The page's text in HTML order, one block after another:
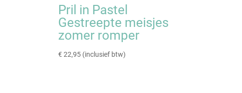
Pril in Pastel
Gestreepte meisjes
zomer romper
€ 22,95 (inclusief btw)